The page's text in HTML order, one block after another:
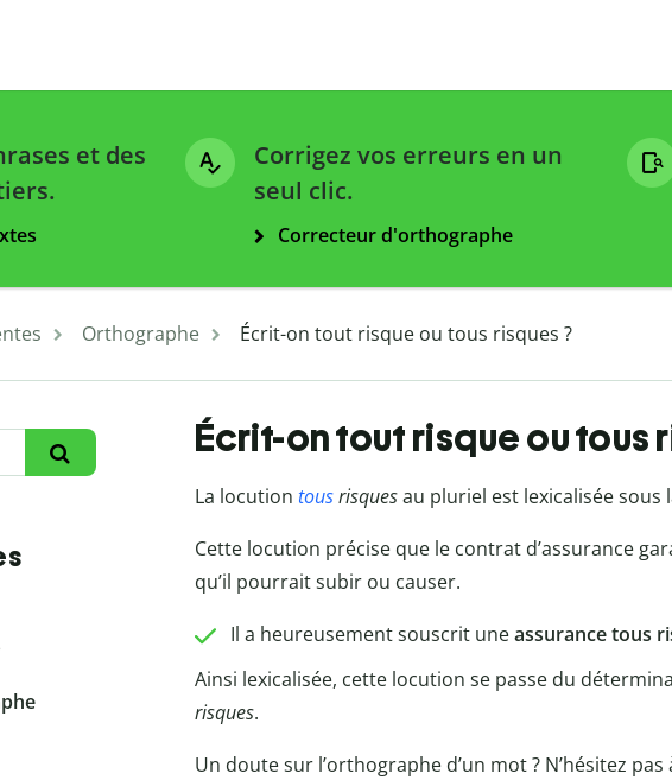
et des
Corrigez vos erreurs en un
seul clic.
Correcteur d'orthographe
Orthographe Écrit-on tout risque ou tous risques ?
Écrit-on tout risque ou tous
La locution tousrisquesau pluriel est lexicalisée sous
Cette locution précise que le contrat d’assurance
qu’il pourrait subir ou causer.
Il a heureusement souscrit uneassurance tous
Ainsi lexicalisée, cette locution se passe du
risques.
Un doute sur l’orthographe d’un mot ? N’hésitez